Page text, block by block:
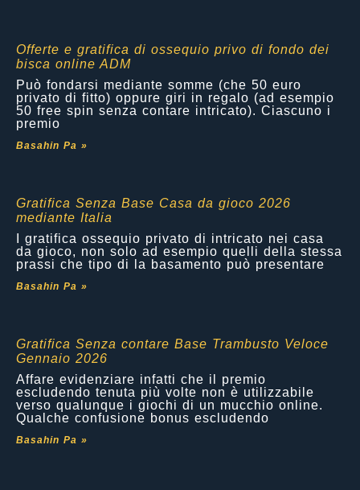
Offerte e gratifica di ossequio privo di fondo dei
bisca online ADM
Può fondarsi mediante somme (che 50 euro
privato di fitto) oppure giri in regalo (ad esempio
50 free spin senza contare intricato). Ciascuno i
premio
Basahin Pa »
Gratifica Senza Base Casa da gioco 2026
mediante Italia
I gratifica ossequio privato di intricato nei casa
da gioco, non solo ad esempio quelli della stessa
prassi che tipo di la basamento può presentare
Basahin Pa »
Gratifica Senza contare Base Trambusto Veloce
Gennaio 2026
Affare evidenziare infatti che il premio
escludendo tenuta più volte non è utilizzabile
verso qualunque i giochi di un mucchio online.
Qualche confusione bonus escludendo
Basahin Pa »